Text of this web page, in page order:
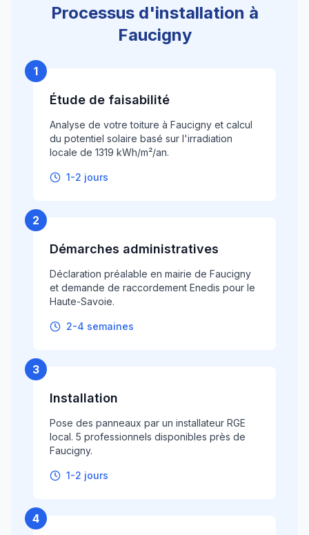
Processus d'installation à
Faucigny
1
Étude de faisabilité
Analyse de votre toiture à Faucigny et calcul
du potentiel solaire basé sur l'irradiation
locale de 1319 kWh/m²/an.
1-2 jours
2
Démarches administratives
Déclaration préalable en mairie de Faucigny
et demande de raccordement Enedis pour le
Haute-Savoie.
2-4 semaines
3
Installation
Pose des panneaux par un installateur RGE
local. 5 professionnels disponibles près de
Faucigny.
1-2 jours
4